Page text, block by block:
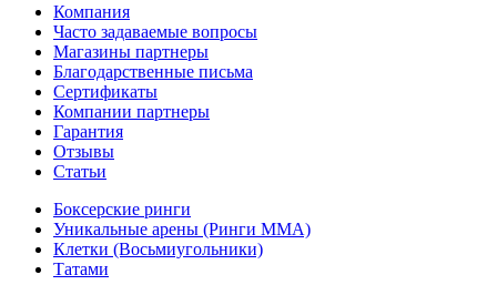
Компания
Часто задаваемые вопросы
Магазины партнеры
Благодарственные письма
Сертификаты
Компании партнеры
Гарантия
Отзывы
Статьи
Боксерские ринги
Уникальные арены (Ринги ММА)
Клетки (Восьмиугольники)
Татами